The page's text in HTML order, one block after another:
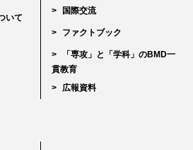
いて
国際交流
ファクトブック
「専攻」と「学科」のBMD一
貫教育
広報資料